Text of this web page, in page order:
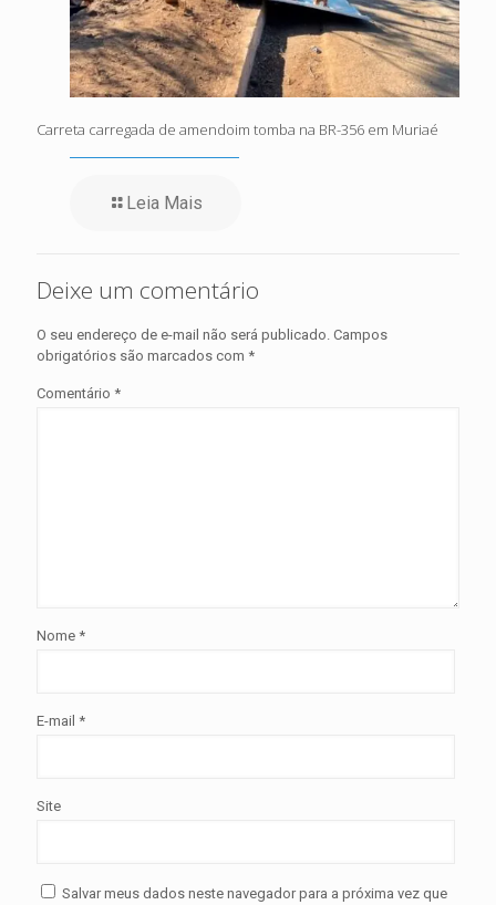
Carreta carregada de amendoim tomba na BR-356 em Muriaé
Leia Mais
Deixe um comentário
O seu endereço de e-mail não será publicado. Campos
obrigatórios são marcados com *
Comentário *
Nome *
E-mail *
Site
Salvar meus dados neste navegador para a próxima vez que